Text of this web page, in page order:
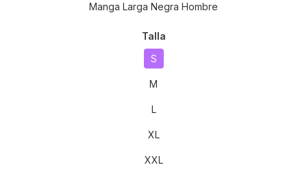
Manga Larga Negra Hombre
Talla
S
M
L
XL
XXL